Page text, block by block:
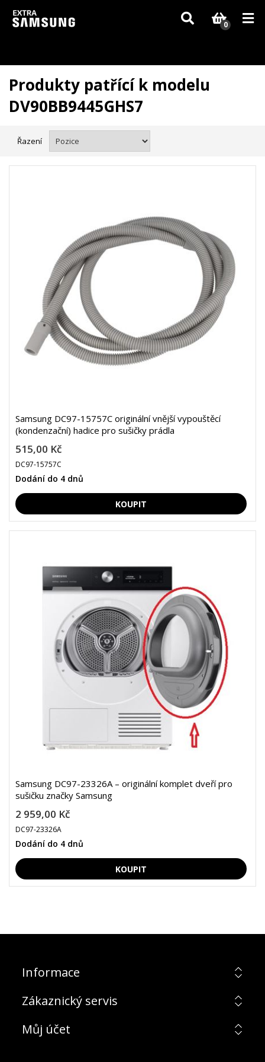
Vzhledem k aktuální situaci se může dodání dílů, které nejsou skladem,
zpozdit. Děkujeme za pochopení.
0
Produkty patřící k modelu
DV90BB9445GHS7
Řazení
Samsung DC97-15757C originální vnější vypouštěcí
(kondenzační) hadice pro sušičky prádla
515,00 Kč
DC97-15757C
Dodání do 4 dnů
Samsung DC97-23326A – originální komplet dveří pro
sušičku značky Samsung
2 959,00 Kč
DC97-23326A
Dodání do 4 dnů
Informace
Zákaznický servis
Můj účet